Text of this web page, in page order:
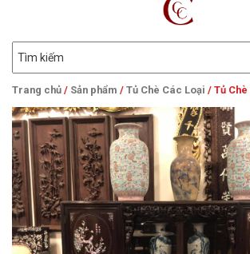
Trang chủ / Sản phẩm / Tủ Chè Các Loại / Tủ Chè